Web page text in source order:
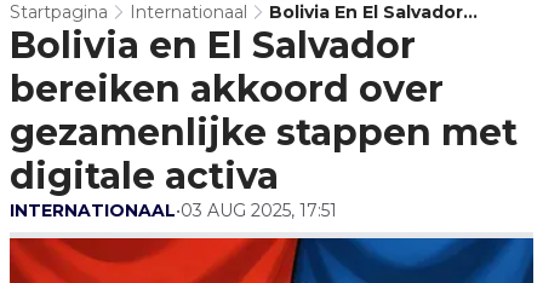
Startpagina Internationaal
Bolivia En El Salvador
Bereiken Akkoord Over
Gezamenlijke Stappen Met
Digitale Activa
Bolivia en El Salvador
bereiken akkoord over
gezamenlijke stappen met
digitale activa
INTERNATIONAAL•03 AUG 2025, 17:51